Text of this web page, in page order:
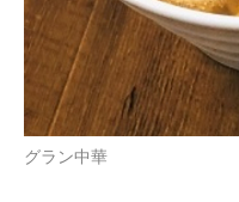
グラン中華